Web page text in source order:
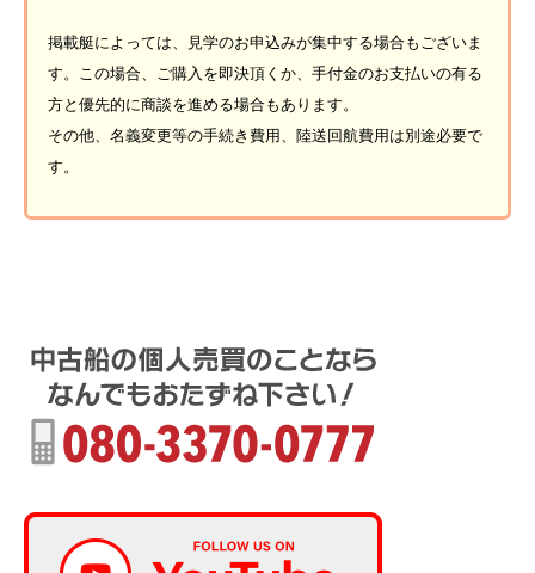
掲載艇によっては、見学のお申込みが集中する場合もございま
す。この場合、ご購入を即決頂くか、手付金のお支払いの有る
方と優先的に商談を進める場合もあります。
その他、名義変更等の手続き費用、陸送回航費用は別途必要で
す。